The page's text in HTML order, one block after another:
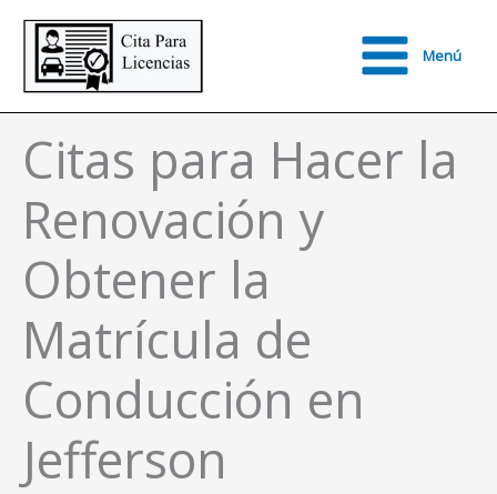
contenido
Main
Menú
Citas para Hacer la
Renovación y
Obtener la
Matrícula de
Conducción en
Jefferson